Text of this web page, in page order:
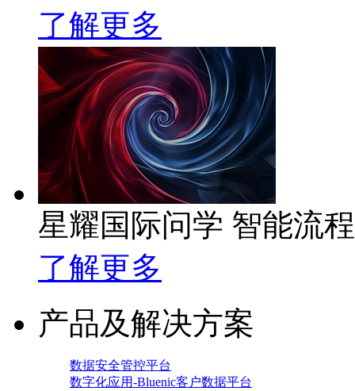
了解更多
星耀国际问学 智能流
了解更多
产品及解决方案
数据安全管控平台
数字化应用-Bluenic客户数据平台